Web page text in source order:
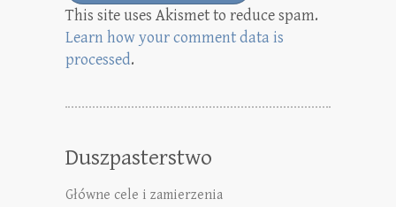
This site uses Akismet to reduce spam.
Learn how your comment data is
processed.
Duszpasterstwo
Główne cele i zamierzenia